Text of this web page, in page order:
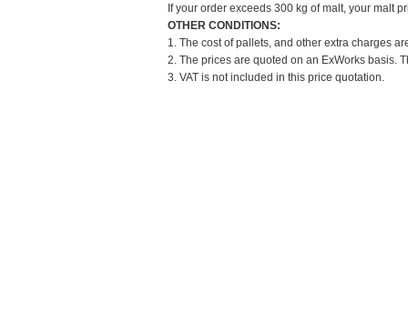
If your order exceeds 300 kg of malt, your malt
OTHER CONDITIONS:
1. The cost of pallets, and other extra charges
2. The prices are quoted on an ExWorks basis.
3. VAT is not included in this price quotation.